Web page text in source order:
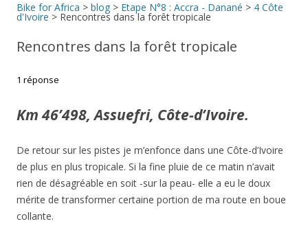
Bike for Africa > blog > Etape N°8 : Accra - Danané > 4 Côte
d'Ivoire > Rencontres dans la forêt tropicale
Rencontres dans la forêt tropicale
1 réponse
Km 46’498, Assuefri, Côte-d’Ivoire.
De retour sur les pistes je m’enfonce dans une Côte-d’Ivoire
de plus en plus tropicale. Si la fine pluie de ce matin n’avait
rien de désagréable en soit -sur la peau- elle a eu le doux
mérite de transformer certaine portion de ma route en boue
collante.